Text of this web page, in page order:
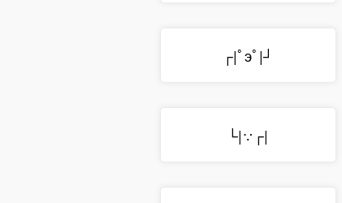
┌|ﾟэﾟ|┘
└|∵┌|